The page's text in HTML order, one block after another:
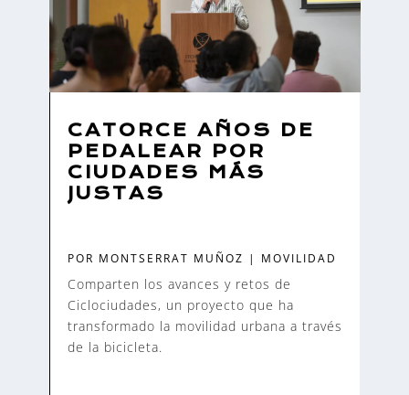
CATORCE AÑOS DE
PEDALEAR POR
CIUDADES MÁS
JUSTAS
POR MONTSERRAT MUÑOZ | MOVILIDAD
Comparten los avances y retos de
Ciclociudades, un proyecto que ha
transformado la movilidad urbana a través
de la bicicleta.